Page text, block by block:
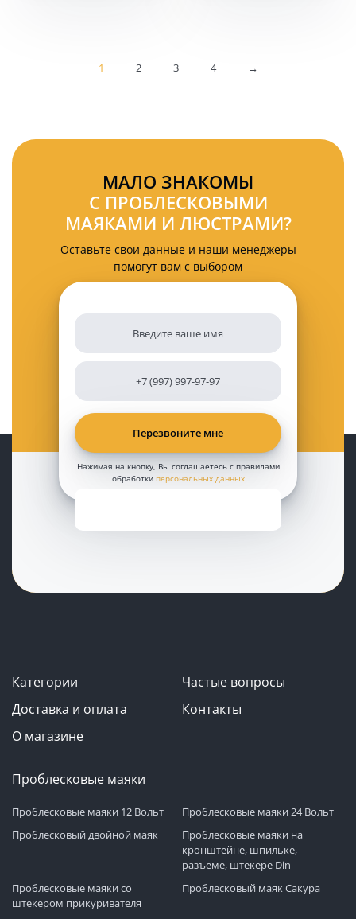
1 2 3 4 →
МАЛО ЗНАКОМЫ
С ПРОБЛЕСКОВЫМИ
МАЯКАМИ И ЛЮСТРАМИ?
Оставьте свои данные и наши менеджеры
помогут вам с выбором
Нажимая на кнопку, Вы соглашаетесь с правилами
обработки персональных данных
Категории
Частые вопросы
Доставка и оплата
Контакты
О магазине
Проблесковые маяки
Проблесковые маяки 12 Вольт
Проблесковые маяки 24 Вольт
Проблесковый двойной маяк
Проблесковые маяки на
кронштейне, шпильке,
разъеме, штекере Din
Проблесковые маяки со
штекером прикуривателя
Проблесковый маяк Сакура